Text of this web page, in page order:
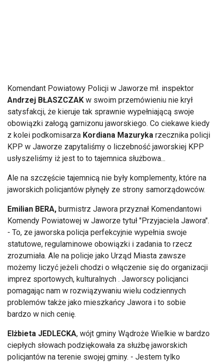
Komendant Powiatowy Policji w Jaworze mł. inspektor
Andrzej BŁASZCZAK w swoim przemówieniu nie krył
satysfakcji, że kieruje tak sprawnie wypełniającą swoje
obowiązki załogą garnizonu jaworskiego. Co ciekawe kiedy
z kolei podkomisarza Kordiana Mazuryka rzecznika policji
KPP w Jaworze zapytaliśmy o liczebność jaworskiej KPP
usłyszeliśmy iż jest to to tajemnica służbowa...
Ale na szczęście tajemnicą nie były komplementy, które na
jaworskich policjantów płynęły ze strony samorządowców.
Emilian BERA, burmistrz Jawora przyznał Komendantowi
Komendy Powiatowej w Jaworze tytuł "Przyjaciela Jawora".
- To, ze jaworska policja perfekcyjnie wypełnia swoje
statutowe, regulaminowe obowiązki i zadania to rzecz
zrozumiała. Ale na policje jako Urząd Miasta zawsze
możemy liczyć jeżeli chodzi o włączenie się do organizacji
imprez sportowych, kulturalnych . Jaworscy policjanci
pomagając nam w rozwiązywaniu wielu codziennych
problemów także jako mieszkańcy Jawora i to sobie
bardzo w nich cenię.
Elżbieta JEDLECKA, wójt gminy Wądroże Wielkie w bardzo
ciepłych słowach podziękowała za służbę jaworskich
policjantów na terenie swojej gminy. - Jestem tylko